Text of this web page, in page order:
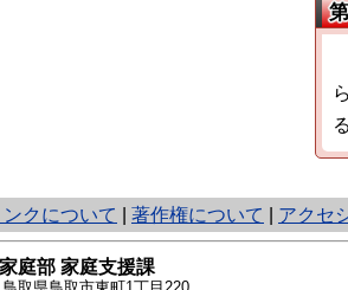
ンクについて 著作権について アクセ
庭部 家庭支援課